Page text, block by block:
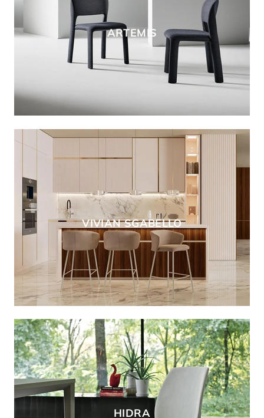
ARTEMIS
VIVIAN SGABELLO
HIDRA